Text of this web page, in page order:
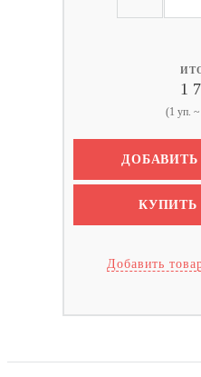
1
(1 уп.
КУПИТЬ
Добавить